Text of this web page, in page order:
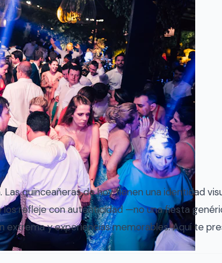
quinceañeras de hoy tienen una identidad
refleje con autenticidad —no una fiesta
y experiencias memorables. Aquí te